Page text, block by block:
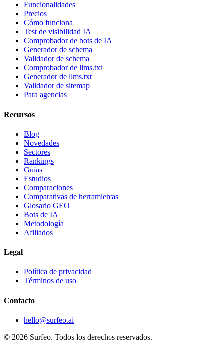
Funcionalidades
Precios
Cómo funciona
Test de visibilidad IA
Comprobador de bots de IA
Generador de schema
Validador de schema
Comprobador de llms.txt
Generador de llms.txt
Validador de sitemap
Para agencias
Recursos
Blog
Novedades
Sectores
Rankings
Guías
Estudios
Comparaciones
Comparativas de herramientas
Glosario GEO
Bots de IA
Metodología
Afiliados
Legal
Política de privacidad
Términos de uso
Contacto
hello@surfeo.ai
© 2026 Surfeo. Todos los derechos reservados.